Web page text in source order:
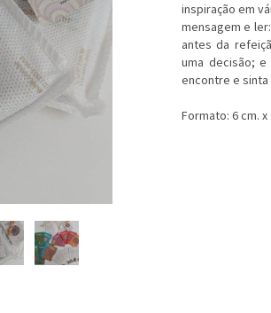
inspiração em
mensagem e
antes da
uma decisão;
encontre e
Formato: 6 cm. x